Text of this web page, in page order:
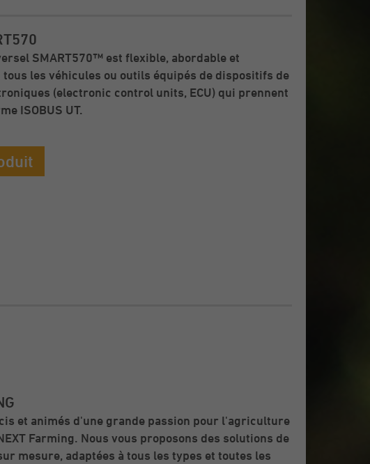
SMART570™ est flexible, abordable et
tous les véhicules ou outils équipés de dispositifs de
(electronic control units, ECU) qui prennent
ISOBUS UT.
et animés d'une grande passion pour l'agriculture
Farming. Nous vous proposons des solutions de
mesure, adaptées à tous les types et toutes les